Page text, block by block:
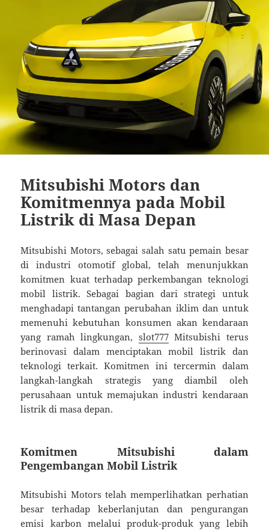
Mitsubishi Motors dan
Komitmennya pada Mobil
Listrik di Masa Depan
Mitsubishi Motors, sebagai salah satu pemain besar
di industri otomotif global, telah menunjukkan
komitmen kuat terhadap perkembangan teknologi
mobil listrik. Sebagai bagian dari strategi untuk
menghadapi tantangan perubahan iklim dan untuk
memenuhi kebutuhan konsumen akan kendaraan
yang ramah lingkungan, slot777Mitsubishi terus
berinovasi dalam menciptakan mobil listrik dan
teknologi terkait. Komitmen ini tercermin dalam
langkah-langkah strategis yang diambil oleh
perusahaan untuk memajukan industri kendaraan
listrik di masa depan.
Komitmen Mitsubishi dalam
Pengembangan Mobil Listrik
Mitsubishi Motors telah memperlihatkan perhatian
besar terhadap keberlanjutan dan pengurangan
emisi karbon melalui produk-produk yang lebih